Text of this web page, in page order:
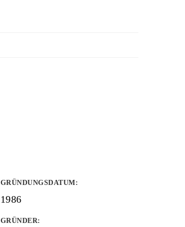
GRÜNDUNGSDATUM:
1986
GRÜNDER: